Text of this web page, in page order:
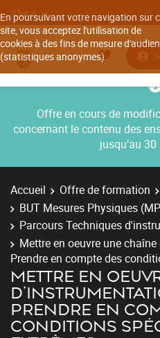
En poursuivant votre navigation sur
site, vous acceptez l'utilisation de
cookies à des fins de mesure
(statistiques anonymes).
Aller à
Offre en cours de
concernant le contenu des
jusqu’au
Accueil Offre de formation
BUT Mesures Physiques
Parcours Techniques
Mettre en oeuvre une
Prendre en compte des
METTRE EN
PRENDRE EN
CONDITIONS